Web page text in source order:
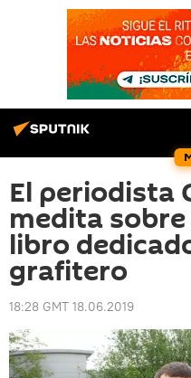
El periodista
medita
libro
grafitero
18:28 GMT 18.06.2019